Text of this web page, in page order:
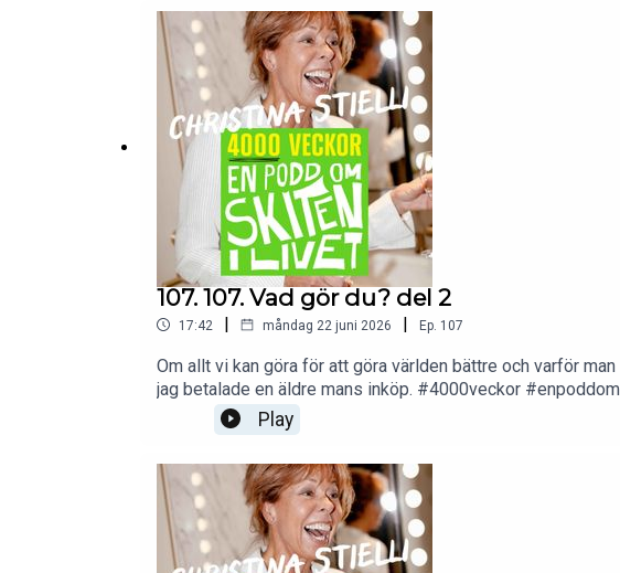
107. 107. Vad gör du? del 2
17:42 | måndag 22 juni 2026 | Ep. 107
Om allt vi kan göra för att göra världen bättre och varför
jag betalade en äldre mans inköp. #4000veckor
Play